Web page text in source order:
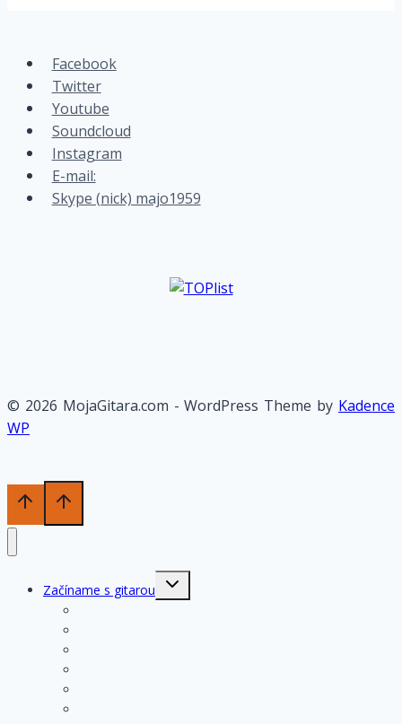
Facebook
Twitter
Youtube
Soundcloud
Instagram
E-mail:
Skype (nick) majo1959
© 2026 MojaGitara.com - WordPress Theme by Kadence
WP
Začíname s gitarou
Toggle